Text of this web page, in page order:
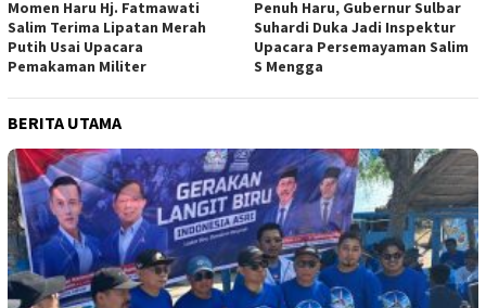
Momen Haru Hj. Fatmawati
Salim Terima Lipatan Merah
Putih Usai Upacara
Pemakaman Militer
Penuh Haru, Gubernur Sulbar
Suhardi Duka Jadi Inspektur
Upacara Persemayaman Salim
S Mengga
BERITA UTAMA